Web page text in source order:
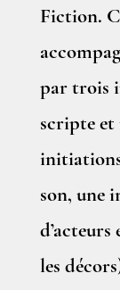
Fiction.
par trois
scripte et
initiations
son, une
les